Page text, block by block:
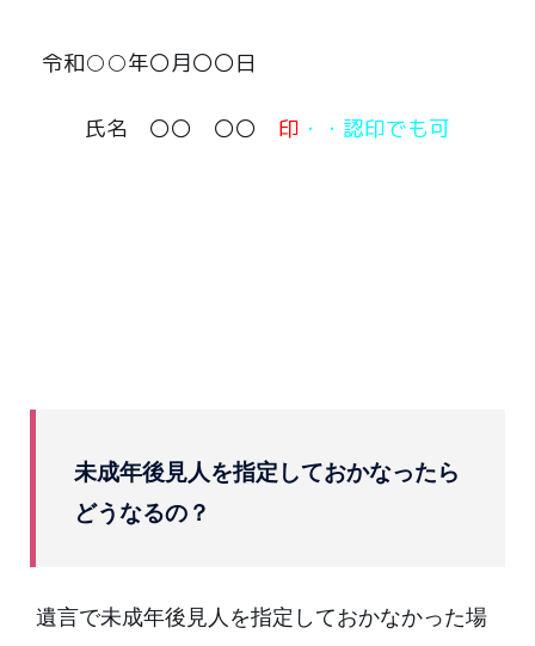
令和○○年〇月〇〇日
氏名 〇〇 〇〇 印 ・・認印でも可
未成年後見人を指定しておかなったら
どうなるの？
遺言で未成年後見人を指定しておかなかった場